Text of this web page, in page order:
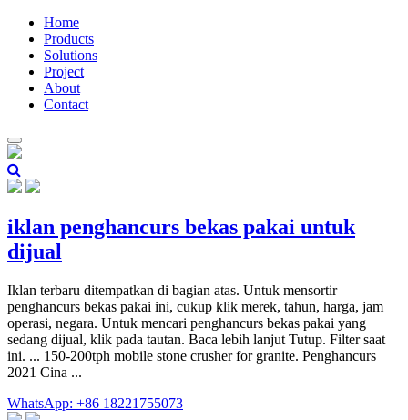
Home
Products
Solutions
Project
About
Contact
iklan penghancurs bekas pakai untuk
dijual
Iklan terbaru ditempatkan di bagian atas. Untuk mensortir
penghancurs bekas pakai ini, cukup klik merek, tahun, harga, jam
operasi, negara. Untuk mencari penghancurs bekas pakai yang
sedang dijual, klik pada tautan. Baca lebih lanjut Tutup. Filter saat
ini. ... 150-200tph mobile stone crusher for granite. Penghancurs
2021 Cina ...
WhatsApp: +86 18221755073